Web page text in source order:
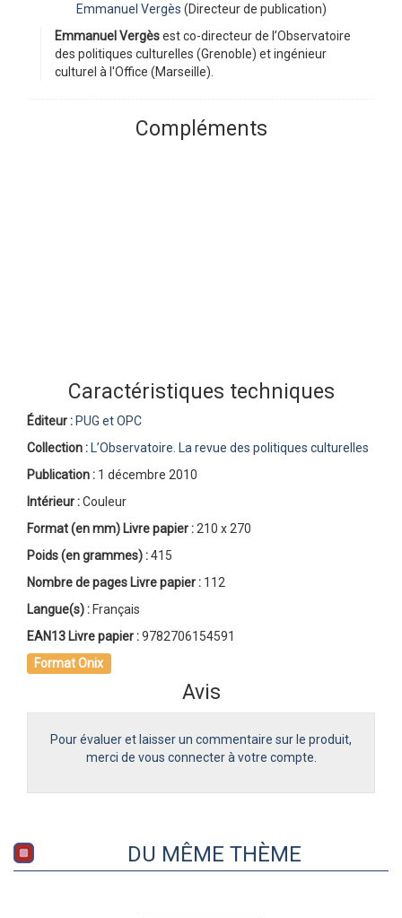
Emmanuel Vergès (Directeur de publication)
Emmanuel Vergèsest co-directeur de l’Observatoire
des politiques culturelles (Grenoble) et ingénieur
culturel à l'Office (Marseille).
Compléments
Caractéristiques techniques
Éditeur : PUG et OPC
Collection : L’Observatoire. La revue des politiques culturelles
Publication : 1 décembre 2010
Intérieur :Couleur
Format (en mm) Livre papier : 210 x 270
Poids (en grammes) :415
Nombre de pages Livre papier : 112
Langue(s) : Français
EAN13 Livre papier :9782706154591
Format Onix
Avis
Pour évaluer et laisser un commentaire sur le produit,
merci de vous connecter à votre compte.
DU MÊME THÈME